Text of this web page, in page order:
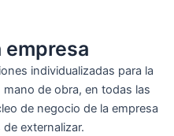
individualizadas para la
de obra, en todas las
de negocio de la empresa
externalizar.